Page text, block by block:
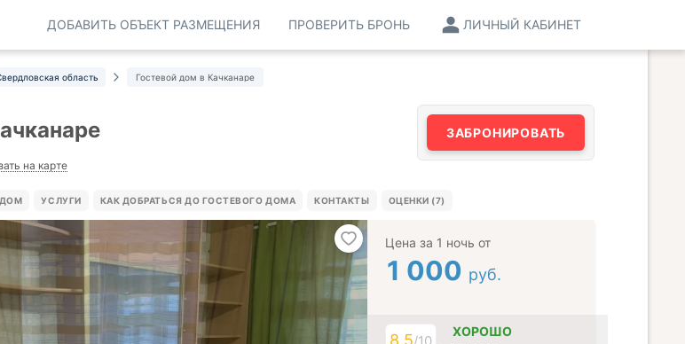
ЛИЧНЫЙ КАБИНЕТ
ПРОВЕРИТЬ БРОНЬ
ДОБАВИТЬ ОБЪЕКТ РАЗМЕЩЕНИЯ
область Гостевой дом в Качканаре
на карте
ЗАБРОНИРОВАТЬ
ДОМ УСЛУГИ КАК ДОБРАТЬСЯ ДО ГОСТЕВОГО ДОМА КОНТАКТЫ ОЦЕНКИ (7)
Цена за 1 ночь от
1 000 руб.
8.5 ХОРОШО